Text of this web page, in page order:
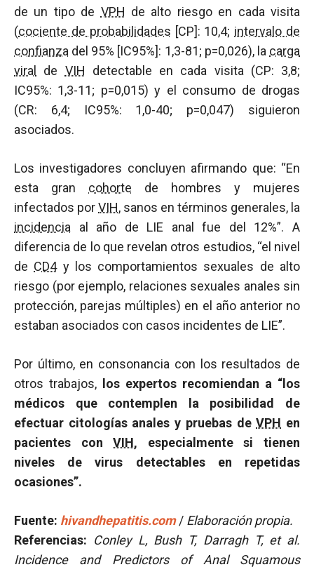
de un tipo de VPH de alto riesgo en cada visita
(cociente de probabilidades [CP]: 10,4; intervalo de
confianza del 95% [IC95%]: 1,3-81; p=0,026), la carga
viral
de VIH detectable en cada visita (CP: 3,8;
IC95%: 1,3-11; p=0,015) y el consumo de drogas
(CR: 6,4; IC95%: 1,0-40; p=0,047) siguieron
asociados.
Los investigadores concluyen afirmando que: “En
esta gran cohorte de hombres y mujeres
infectados porVIH, sanos en términos generales, la
incidencia al año de LIE anal fue del 12%”. A
diferencia de lo que revelan otros estudios, “el nivel
de CD4y los comportamientos sexuales de alto
riesgo (por ejemplo, relaciones sexuales anales sin
protección, parejas múltiples) en el año anterior no
estaban asociados con casos incidentes de LIE”.
Por último, en consonancia con los resultados de
otros trabajos, los expertos recomiendan a “los
médicos que contemplen la posibilidad de
efectuar citologías anales y pruebas deVPH en
pacientes conVIH, especialmente si tienen
niveles de virus detectables en repetidas
ocasiones”.
Fuente: hivandhepatitis.com/ Elaboración propia.
Referencias: Conley L, Bush T, Darragh T, et al.
Incidence and Predictors of Anal Squamous